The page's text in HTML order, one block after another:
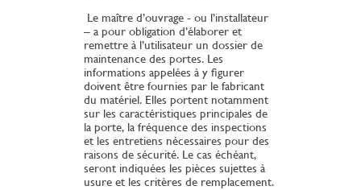
Le maître d’ouvrage - ou l’installateur
– a pour obligation d’élaborer et
remettre à l’utilisateur un dossier de
maintenance des portes. Les
informations appelées à y figurer
doivent être fournies par le fabricant
du matériel. Elles portent notamment
sur les caractéristiques principales de
la porte, la fréquence des inspections
et les entretiens nécessaires pour des
raisons de sécurité. Le cas échéant,
seront indiquées les pièces sujettes à
usure et les critères de remplacement.